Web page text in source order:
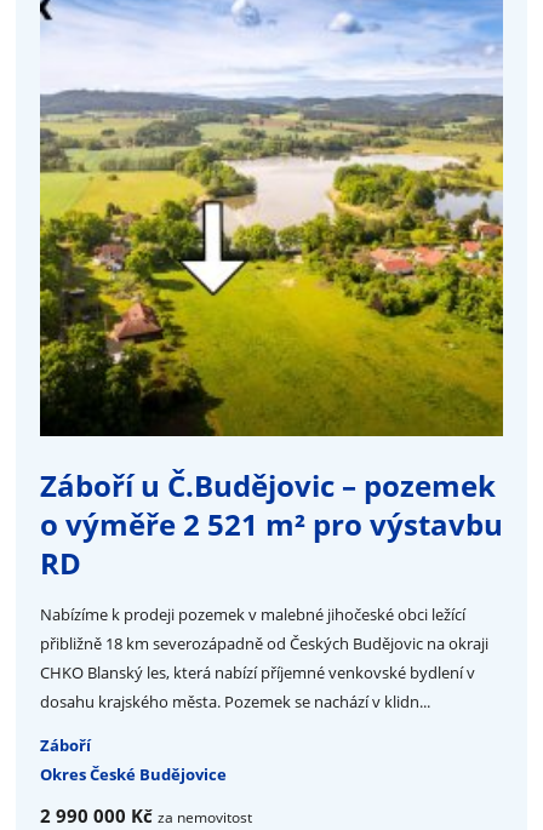
Záboří u Č.Budějovic – pozemek
o výměře 2 521 m² pro výstavbu
RD
Nabízíme k prodeji pozemek v malebné jihočeské obci ležící
přibližně 18 km severozápadně od Českých Budějovic na okraji
CHKO Blanský les, která nabízí příjemné venkovské bydlení v
dosahu krajského města. Pozemek se nachází v klidn...
Záboří
Okres České Budějovice
2 990 000 Kč za nemovitost